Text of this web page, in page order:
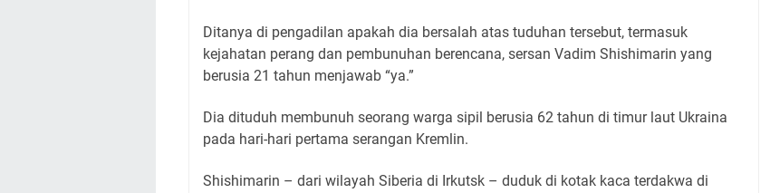
Ditanya di pengadilan apakah dia bersalah atas tuduhan tersebut, termasuk
kejahatan perang dan pembunuhan berencana, sersan Vadim Shishimarin yang
berusia 21 tahun menjawab “ya.”
Dia dituduh membunuh seorang warga sipil berusia 62 tahun di timur laut Ukraina
pada hari-hari pertama serangan Kremlin.
Shishimarin – dari wilayah Siberia di Irkutsk – duduk di kotak kaca terdakwa di